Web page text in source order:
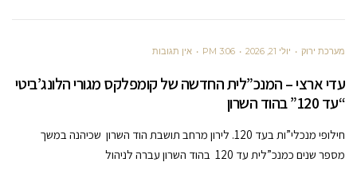
מערכת ירוק יולי 21, 2026 3:06 PM אין תגובות
עדי ארצי – המנכ”לית החדשה של קומפלקס מגורי הלונג’ביטי
“עד 120” בהוד השרון
חילופי מנכלי”ות בעד 120. לירון מרחב תושבת הוד השרון שכיהנה במשך
מספר שנים כמנכ”לית עד 120 בהוד השרון עברה לניהול